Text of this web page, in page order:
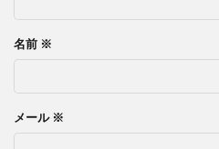
名前 ※
メール ※